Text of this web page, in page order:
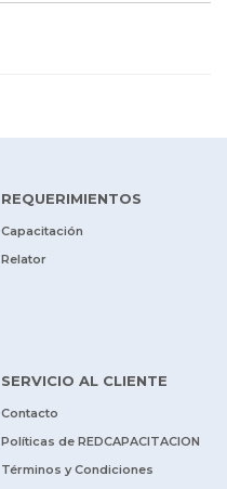
REQUERIMIENTOS
Capacitación
Relator
SERVICIO AL CLIENTE
Contacto
Políticas de REDCAPACITACION
Términos y Condiciones